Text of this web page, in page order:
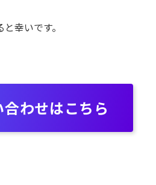
幸いです。
わせはこちら